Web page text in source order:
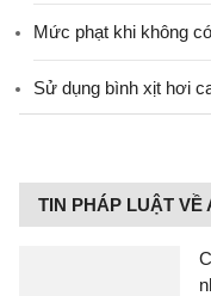
Mức phạt khi không
Sử dụng bình xịt hơi
TIN PHÁP LUẬT VỀ